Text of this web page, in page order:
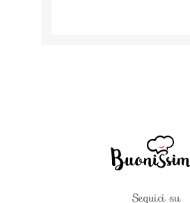
Seguici su